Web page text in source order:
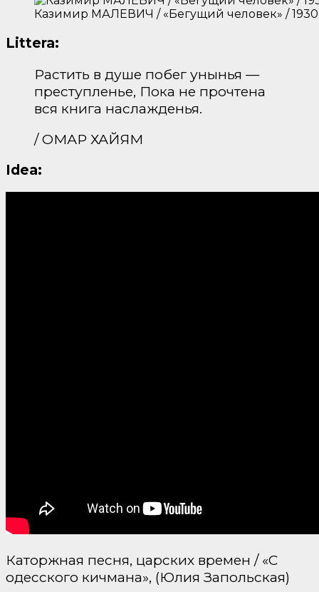
Казимир МАЛЕВИЧ / «Бегущий человек» / 1930
Littera:
Растить в душе побег унынья —
преступленье, Пока не прочтена
вся книга наслажденья.
/ ОМАР ХАЙЯМ
Idea:
Каторжная песня, царских времен / «С
одесского кичмана», (Юлия Запольская)